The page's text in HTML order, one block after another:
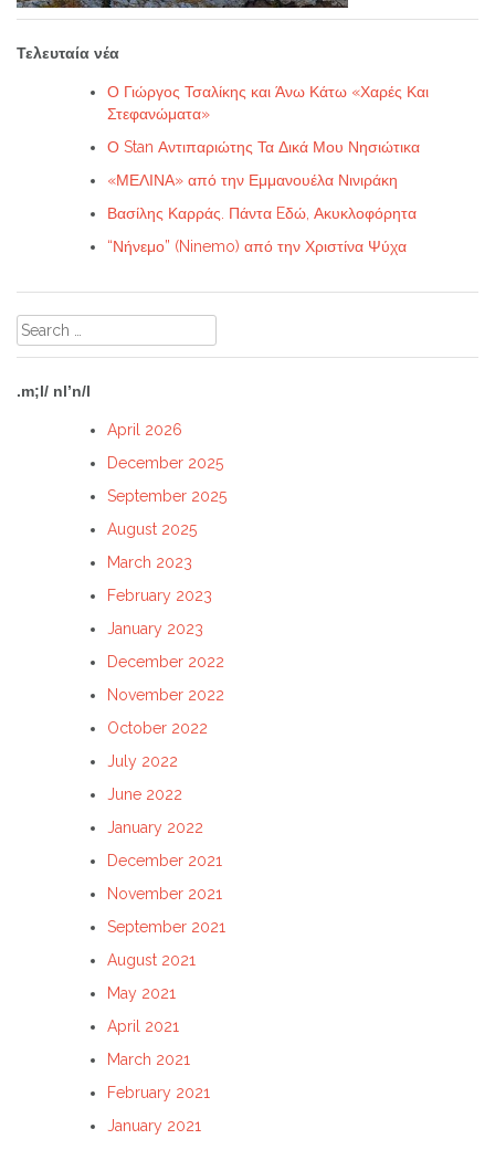
Τελευταία νέα
Ο Γιώργος Τσαλίκης και Άνω Κάτω «Χαρές Και
Στεφανώματα»
Ο Stan Αντιπαριώτης Τα Δικά Μου Νησιώτικα
«ΜΕΛΙΝΑ» από την Εμμανουέλα Νινιράκη
Βασίλης Καρράς. Πάντα Eδώ, Ακυκλοφόρητα
“Νήνεμο” (Ninemo) από την Χριστίνα Ψύχα
Search
for:
.m;l/ nl’n/l
April 2026
December 2025
September 2025
August 2025
March 2023
February 2023
January 2023
December 2022
November 2022
October 2022
July 2022
June 2022
January 2022
December 2021
November 2021
September 2021
August 2021
May 2021
April 2021
March 2021
February 2021
January 2021